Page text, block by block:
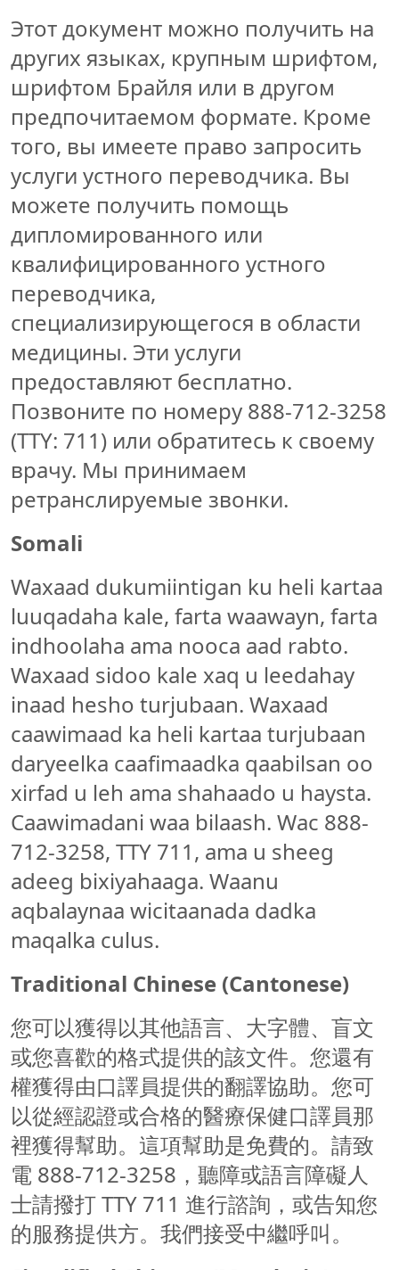
Этот документ можно получить на
других языках, крупным шрифтом,
шрифтом Брайля или в другом
предпочитаемом формате. Кроме
того, вы имеете право запросить
услуги устного переводчика. Вы
можете получить помощь
дипломированного или
квалифицированного устного
переводчика,
специализирующегося в области
медицины. Эти услуги
предоставляют бесплатно.
Позвоните по номеру 888-712-3258
(TTY: 711) или обратитесь к своему
врачу. Мы принимаем
ретранслируемые звонки.
Somali
Waxaad dukumiintigan ku heli kartaa
luuqadaha kale, farta waawayn, farta
indhoolaha ama nooca aad rabto.
Waxaad sidoo kale xaq u leedahay
inaad hesho turjubaan. Waxaad
caawimaad ka heli kartaa turjubaan
daryeelka caafimaadka qaabilsan oo
xirfad u leh ama shahaado u haysta.
Caawimadani waa bilaash. Wac 888-
712-3258, TTY 711, ama u sheeg
adeeg bixiyahaaga. Waanu
aqbalaynaa wicitaanada dadka
maqalka culus.
Traditional Chinese (Cantonese)
您可以獲得以其他語言、大字體、盲文
或您喜歡的格式提供的該文件。您還有
權獲得由口譯員提供的翻譯協助。您可
以從經認證或合格的醫療保健口譯員那
裡獲得幫助。這項幫助是免費的。請致
電 888-712-3258，聽障或語言障礙人
士請撥打 TTY 711 進行諮詢，或告知您
的服務提供方。我們接受中繼呼叫。